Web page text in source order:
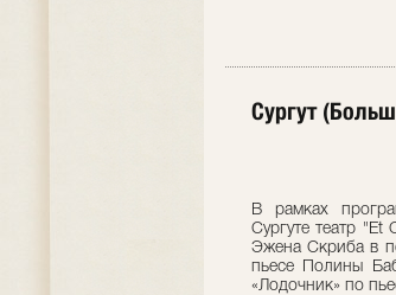
Сургут
В рамках
Сургуте театр "Et
Эжена Скриба в
пьесе Полины
«Лодочник» по